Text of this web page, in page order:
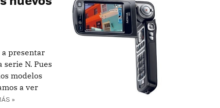
a presentar
serie N. Pues
modelos
a ver
»